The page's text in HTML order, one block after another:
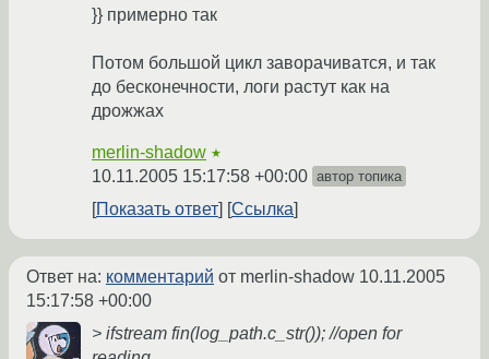
}} примерно так
Потом большой цикл заворачиватся, и так
до бесконечности, логи растут как на
дрожжах
merlin-shadow ★
10.11.2005 15:17:58 +00:00 автор топика
Показать ответ Ссылка
Ответ на: комментарий от merlin-shadow 10.11.2005
15:17:58 +00:00
> ifstream fin(log_path.c_str()); //open for